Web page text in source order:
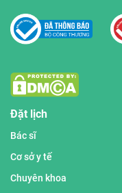
Đặt lịch
Bác sĩ
Cơ sở y tế
Chuyên khoa